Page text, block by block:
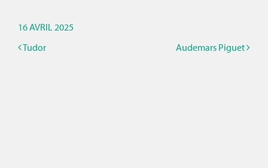
16 AVRIL 2025
Tudor
Audemars Piguet